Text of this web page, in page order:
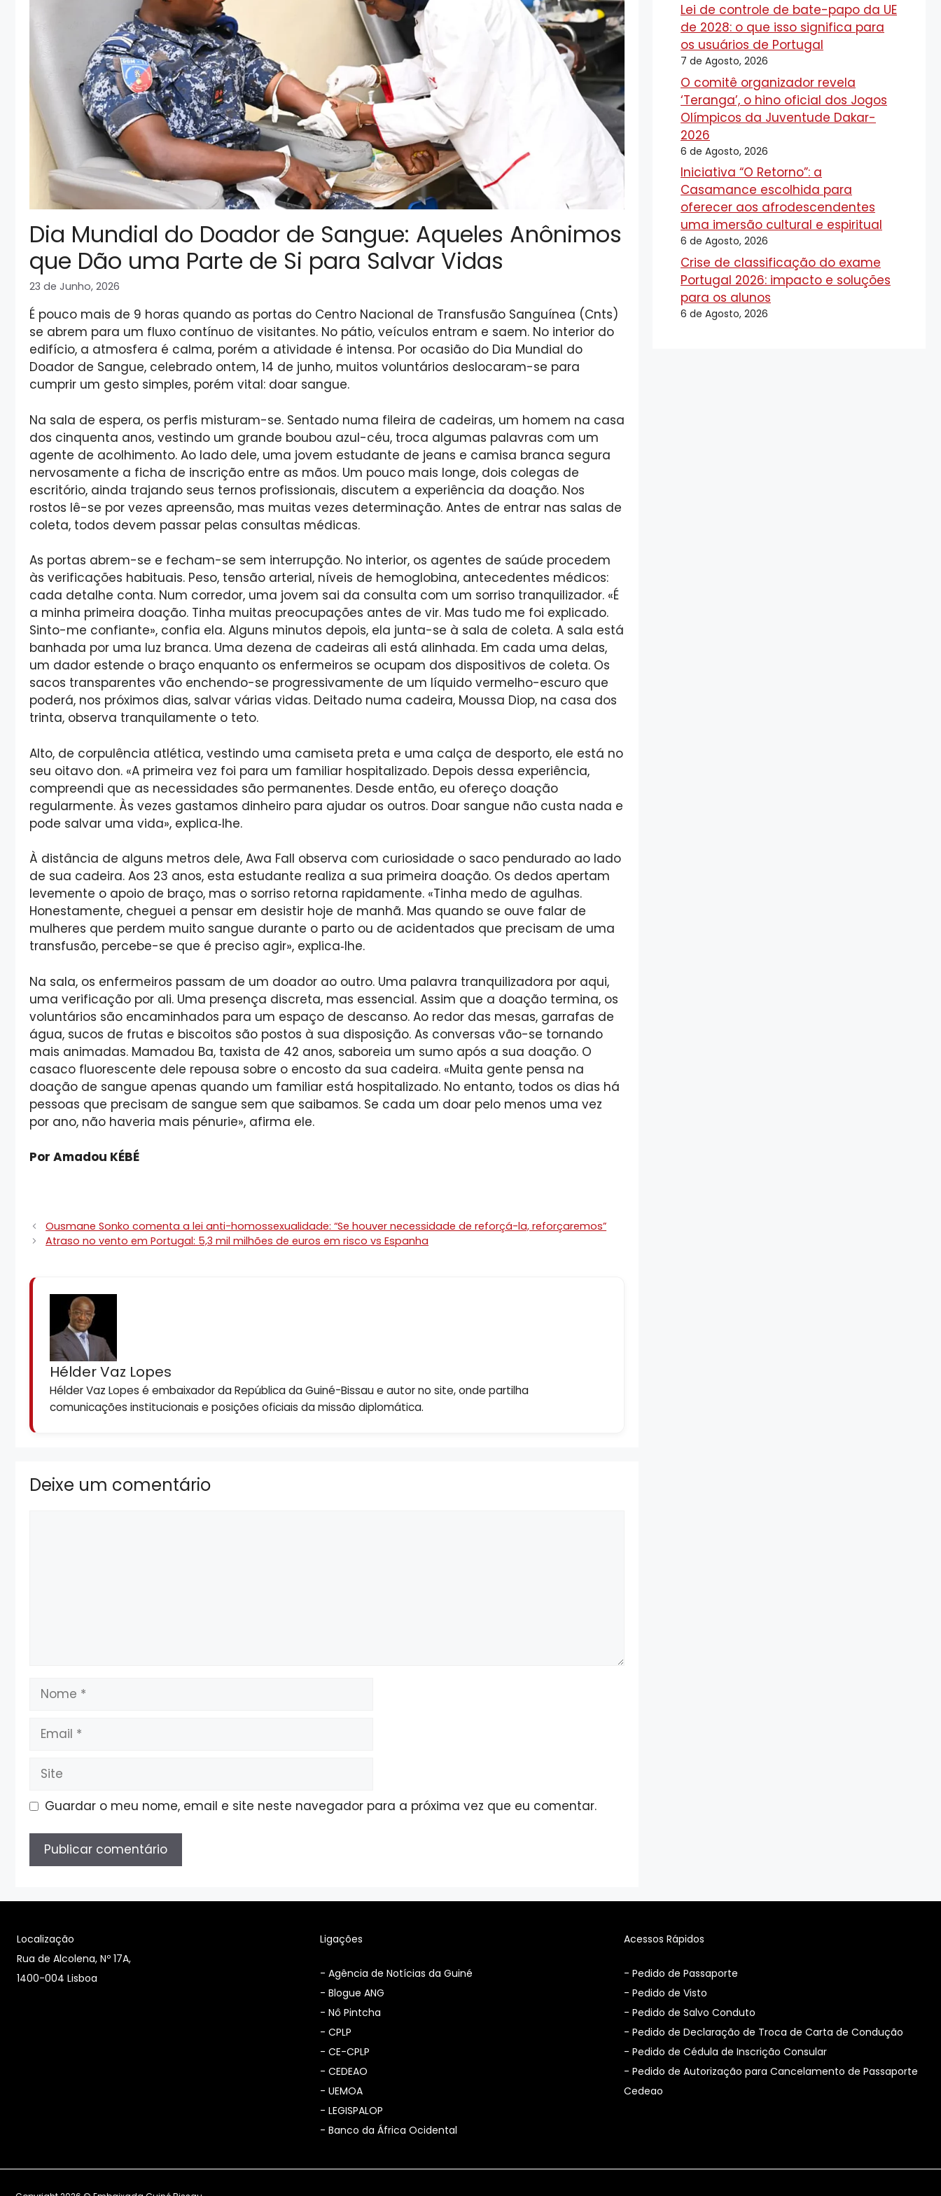
Dia Mundial do Doador de Sangue: Aqueles Anônimos
que Dão uma Parte de Si para Salvar Vidas
23 de Junho, 2026
É pouco mais de 9 horas quando as portas do Centro Nacional de Transfusão Sanguínea (Cnts)
se abrem para um fluxo contínuo de visitantes. No pátio, veículos entram e saem. No interior do
edifício, a atmosfera é calma, porém a atividade é intensa. Por ocasião do Dia Mundial do
Doador de Sangue, celebrado ontem, 14 de junho, muitos voluntários deslocaram-se para
cumprir um gesto simples, porém vital: doar sangue.
Na sala de espera, os perfis misturam-se. Sentado numa fileira de cadeiras, um homem na casa
dos cinquenta anos, vestindo um grande boubou azul-céu, troca algumas palavras com um
agente de acolhimento. Ao lado dele, uma jovem estudante de jeans e camisa branca segura
nervosamente a ficha de inscrição entre as mãos. Um pouco mais longe, dois colegas de
escritório, ainda trajando seus ternos profissionais, discutem a experiência da doação. Nos
rostos lê-se por vezes apreensão, mas muitas vezes determinação. Antes de entrar nas salas de
coleta, todos devem passar pelas consultas médicas.
As portas abrem-se e fecham-se sem interrupção. No interior, os agentes de saúde procedem
às verificações habituais. Peso, tensão arterial, níveis de hemoglobina, antecedentes médicos:
cada detalhe conta. Num corredor, uma jovem sai da consulta com um sorriso tranquilizador. «É
a minha primeira doação. Tinha muitas preocupações antes de vir. Mas tudo me foi explicado.
Sinto-me confiante», confia ela. Alguns minutos depois, ela junta-se à sala de coleta. A sala está
banhada por uma luz branca. Uma dezena de cadeiras ali está alinhada. Em cada uma delas,
um dador estende o braço enquanto os enfermeiros se ocupam dos dispositivos de coleta. Os
sacos transparentes vão enchendo-se progressivamente de um líquido vermelho-escuro que
poderá, nos próximos dias, salvar várias vidas. Deitado numa cadeira, Moussa Diop, na casa dos
trinta, observa tranquilamente o teto.
Alto, de corpulência atlética, vestindo uma camiseta preta e uma calça de desporto, ele está no
seu oitavo don. «A primeira vez foi para um familiar hospitalizado. Depois dessa experiência,
compreendi que as necessidades são permanentes. Desde então, eu ofereço doação
regularmente. Às vezes gastamos dinheiro para ajudar os outros. Doar sangue não custa nada e
pode salvar uma vida», explica‑lhe.
À distância de alguns metros dele, Awa Fall observa com curiosidade o saco pendurado ao lado
de sua cadeira. Aos 23 anos, esta estudante realiza a sua primeira doação. Os dedos apertam
levemente o apoio de braço, mas o sorriso retorna rapidamente. «Tinha medo de agulhas.
Honestamente, cheguei a pensar em desistir hoje de manhã. Mas quando se ouve falar de
mulheres que perdem muito sangue durante o parto ou de acidentados que precisam de uma
transfusão, percebe-se que é preciso agir», explica‑lhe.
Na sala, os enfermeiros passam de um doador ao outro. Uma palavra tranquilizadora por aqui,
uma verificação por ali. Uma presença discreta, mas essencial. Assim que a doação termina, os
voluntários são encaminhados para um espaço de descanso. Ao redor das mesas, garrafas de
água, sucos de frutas e biscoitos são postos à sua disposição. As conversas vão-se tornando
mais animadas. Mamadou Ba, taxista de 42 anos, saboreia um sumo após a sua doação. O
casaco fluorescente dele repousa sobre o encosto da sua cadeira. «Muita gente pensa na
doação de sangue apenas quando um familiar está hospitalizado. No entanto, todos os dias há
pessoas que precisam de sangue sem que saibamos. Se cada um doar pelo menos uma vez
por ano, não haveria mais pénurie», afirma ele.
Por Amadou KÉBÉ
Ousmane Sonko comenta a lei anti-homossexualidade: “Se houver necessidade de reforçá-la, reforçaremos”
Atraso no vento em Portugal: 5,3 mil milhões de euros em risco vs Espanha
Hélder Vaz Lopes
Hélder Vaz Lopes é embaixador da República da Guiné-Bissau e autor no site, onde partilha
comunicações institucionais e posições oficiais da missão diplomática.
Deixe um comentário
Nome
Email
Site
Guardar o meu nome, email e site neste navegador para a próxima vez que eu comentar.
Lei de controle de bate-papo da UE
de 2028: o que isso significa para
os usuários de Portugal
7 de Agosto, 2026
O comitê organizador revela
‘Teranga’, o hino oficial dos Jogos
Olímpicos da Juventude Dakar-
2026
6 de Agosto, 2026
Iniciativa “O Retorno”: a
Casamance escolhida para
oferecer aos afrodescendentes
uma imersão cultural e espiritual
6 de Agosto, 2026
Crise de classificação do exame
Portugal 2026: impacto e soluções
para os alunos
6 de Agosto, 2026
Localização
Rua de Alcolena, Nº 17A,
1400-004 Lisboa
Ligações
-Agência de Notícias da Guiné
-Blogue ANG
-Nô Pintcha
-CPLP
-CE-CPLP
-CEDEAO
-UEMOA
-LEGISPALOP
-Banco da África Ocidental
Acessos Rápidos
- Pedido de Passaporte
- Pedido de Visto
- Pedido de Salvo Conduto
- Pedido de Declaração de Troca de Carta de Condução
- Pedido de Cédula de Inscrição Consular
- Pedido de Autorização para Cancelamento de Passaporte
Cedeao